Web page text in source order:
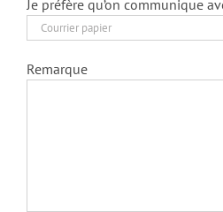
Je préfère qu’on communique
Remarque